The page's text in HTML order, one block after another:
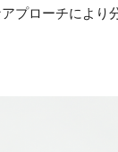
ローチによ